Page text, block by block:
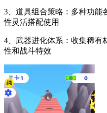
3、道具组合策略：多种功能
性灵活搭配使用
4、武器进化体系：收集稀有
性和战斗特效